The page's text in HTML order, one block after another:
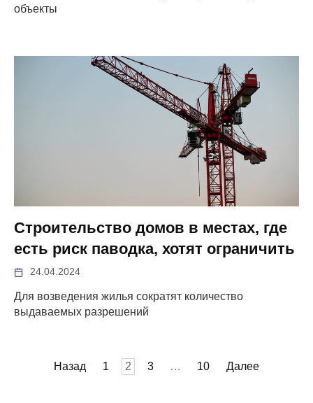
объекты
Строительство домов в местах, где
есть риск паводка, хотят ограничить
24.04.2024
Для возведения жилья сократят количество
выдаваемых разрешений
ПагинацияНазад 1 2 3 … 10 Далее